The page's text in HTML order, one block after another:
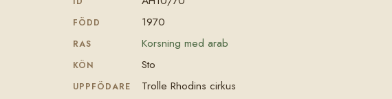
FÖDD 1970
RAS Korsning med arab
KÖN Sto
UPPFÖDARE Trolle Rhodins cirkus